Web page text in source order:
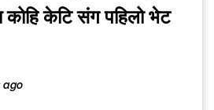
कोहि केटि संग पहिलो भेट
ago